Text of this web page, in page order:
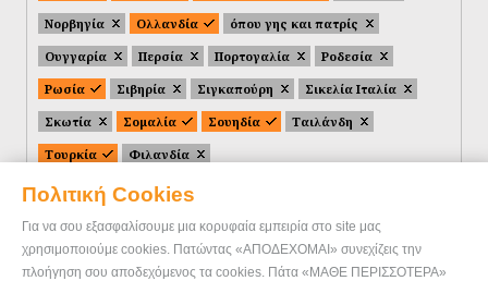
Πολιτική Cookies
Για να σου εξασφαλίσουμε μια κορυφαία εμπειρία στο site μας
χρησιμοποιούμε cookies. Πατώντας «ΑΠΟΔΕΧΟΜΑΙ» συνεχίζεις την
πλοήγηση σου αποδεχόμενος τα cookies. Πάτα «ΜΑΘΕ ΠΕΡΙΣΣΟΤΕΡΑ»
Νορβηγία
Ολλανδία
όπου γης και πατρίς
Ουγγαρία
Περσία Πορτογαλία
Ροδεσία
Ρωσία
Σιβηρία Σιγκαπούρη
Σικελία Ιταλία
Σκωτία
Σομαλία Σουηδία
Ταιλάνδη
Τουρκία
Φιλανδία